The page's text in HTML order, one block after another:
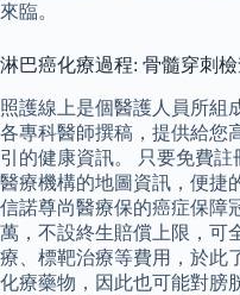
來臨。
淋巴癌化療過程: 骨髓穿刺檢
照護線上是個醫護人員所組
各專科醫師撰稿，提供給您
引的健康資訊。 只要免費
醫療機構的地圖資訊，便捷
信諾尊尚醫療保的癌症保障
萬，不設終生賠償上限，可
療、標靶治療等費用，於此
化療藥物，因此也可能對膀